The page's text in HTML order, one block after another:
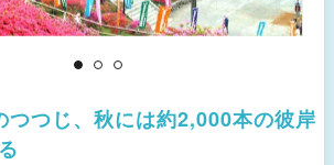
つつじ、秋には約2,000本の彼岸